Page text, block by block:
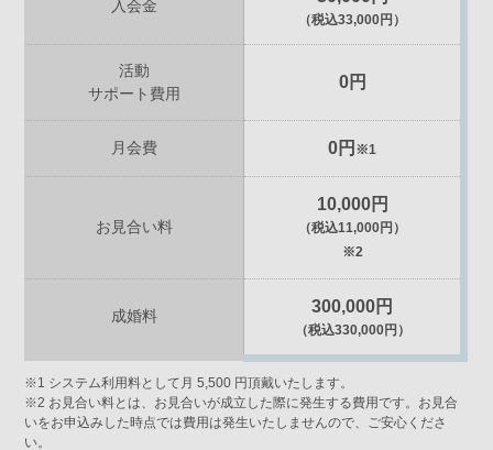
入会金
（税込33,000円）
活動
サポート費用
0円
月会費 0円 ※1
お見合い料
10,000円
（税込11,000円）
※2
成婚料 300,000円
（税込330,000円）
※1 システム利用料として月 5,500 円頂戴いたします。
※2 お見合い料とは、お見合いが成立した際に発生する費用です。お見合
いをお申込みした時点では費用は発生いたしませんので、ご安心くださ
い。